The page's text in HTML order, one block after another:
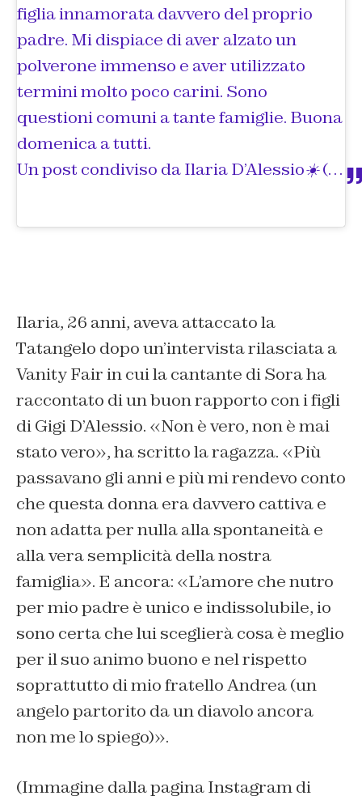
figlia innamorata davvero del proprio
padre. Mi dispiace di aver alzato un
polverone immenso e aver utilizzato
termini molto poco carini. Sono
questioni comuni a tante famiglie. Buona
domenica a tutti.
Un post condiviso daIlaria D’Alessio☀️(@ilariadalessio1) in data:
Ilaria, 26 anni, aveva attaccato la
Tatangelo dopo un’intervista rilasciata a
Vanity Fair in cui la cantante di Sora ha
raccontato di un buon rapporto con i figli
di Gigi D’Alessio. «Non è vero, non è mai
stato vero», ha scritto la ragazza. «Più
passavano gli anni e più mi rendevo conto
che questa donna era davvero cattiva e
non adatta per nulla alla spontaneità e
alla vera semplicità della nostra
famiglia». E ancora: «L’amore che nutro
per mio padre è unico e indissolubile, io
sono certa che lui sceglierà cosa è meglio
per il suo animo buono e nel rispetto
soprattutto di mio fratello Andrea (un
angelo partorito da un diavolo ancora
non me lo spiego)».
(Immagine dalla pagina Instagram di